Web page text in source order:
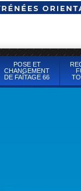
POSE ET
CHANGEMENT
DE FAÎTAGE 66